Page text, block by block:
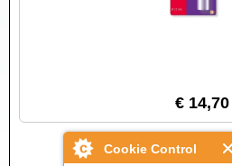
Cookie Control
€ 14,70